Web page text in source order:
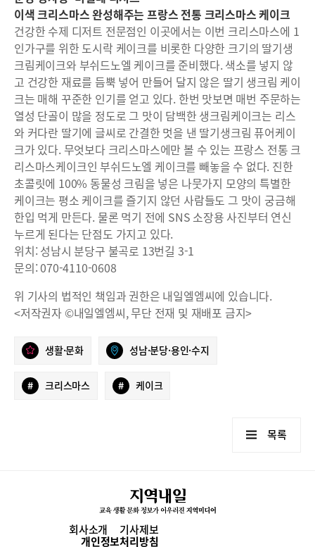
이색 크리스마스 완성해주는 프랑스 전통 크리스마스 케이크
건강한 수제 디저트 전문점인 이곳에서는 이번 크리스마스에 1
인가구를 위한 도시락 케이크를 비롯한 다양한 크기의 딸기생
크림케이크와 부쉬드노엘 케이크를 준비했다. 색소를 넣지 않
고 건강한 재료를 듬뿍 넣어 만들어 달지 않은 딸기 생크림 케이
크는 매해 꾸준한 인기를 얻고 있다. 한번 맛보면 매번 주문하는
열성 단골이 많을 정도로 그 맛이 담백한 생크림케이크는 리스
와 커다란 딸기에 글씨로 간결한 멋을 낸 딸기생크림 퓨어케이
크가 있다. 무엇보다 크리스마스에만 볼 수 있는 프랑스 전통 크
리스마스케이크인 부쉬드노엘 케이크를 빼놓을 수 없다. 진한
초콜릿에 100% 동물성 크림을 넣은 나뭇가지 모양의 특별한
케이크는 평소 케이크를 즐기지 않던 사람들도 그 맛이 궁금해
한입 먹게 만든다. 물론 먹기 전에 SNS 소장용 사진부터 연신
누르게 된다는 단점도 가지고 있다.
위치: 성남시 분당구 불곡로 13번길 3-1
문의: 070-4110-0608
위 기사의 법적인 책임과 권한은 내일엘엠씨에 있습니다.
<저작권자 ©내일엘엠씨, 무단 전재 및 재배포 금지>
생활·문화 성남·분당·용인·수지
# 크리스마스 # 케이크
목록
회사소개 기사제보
개인정보처리방침